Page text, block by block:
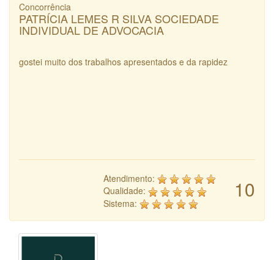
Concorrência
PATRÍCIA LEMES R SILVA SOCIEDADE
INDIVIDUAL DE ADVOCACIA
gostei muito dos trabalhos apresentados e da rapidez
10
Atendimento:
Qualidade:
Sistema: